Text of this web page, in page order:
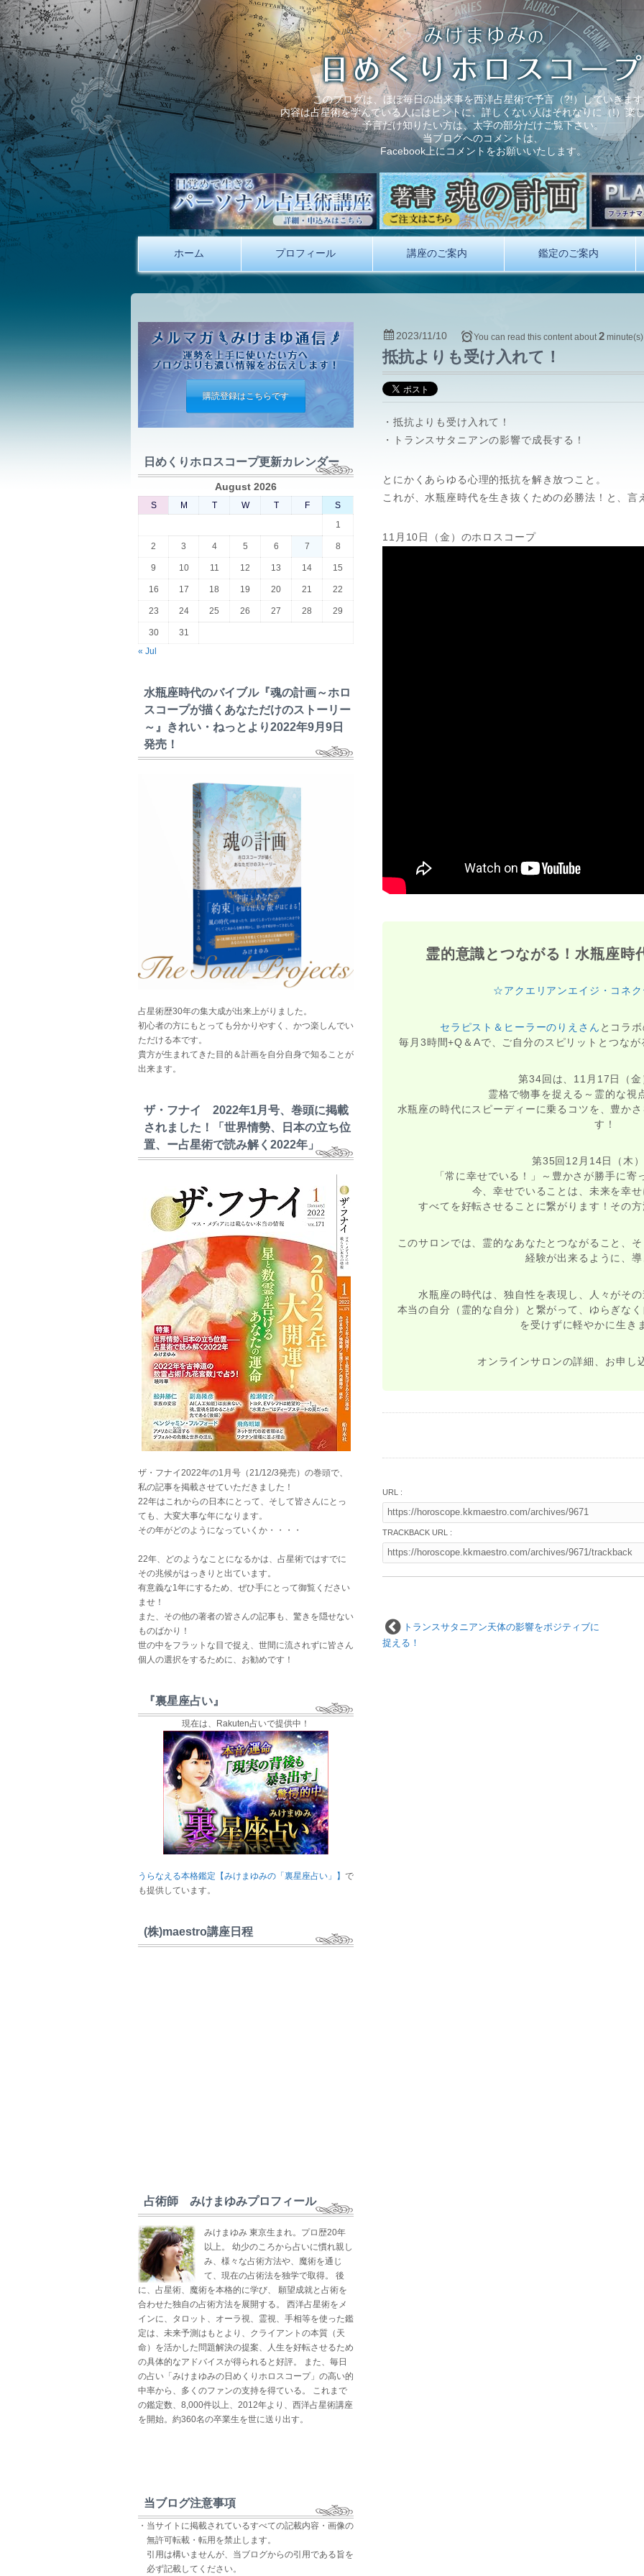
このブログは、ほぼ毎日の出来事を西洋占星術で予言（?!）していきま
内容は占星術を学んでいる人にはヒントに、詳しくない人はそれなりに（!）楽
予言だけ知りたい方は、太字の部分だけご覧下さい。
当ブログへのコメントは、
Facebook上にコメントをお願いいたします。
ホーム プロフィール 講座のご案内 鑑定のご案内
抵抗よりも受け入れて！
2023/11/10 You can read this content about2 minute(s)
・抵抗よりも受け入れて！
・トランスサタニアンの影響で成長する！
とにかくあらゆる心理的抵抗を解き放つこと。
これが、水瓶座時代を生き抜くための必勝法！と、言
11月10日（金）のホロスコープ
霊的意識とつながる！水瓶座時
☆アクエリアンエイジ・コネ
セラピスト＆ヒーラーのりえさん とコラ
毎月3時間+Q＆Aで、ご自分のスピリットとつな
第34回は、11月17日（金
霊格で物事を捉える～霊的な視
水瓶座の時代にスピーディーに乗るコツを、豊か
す！
第35回12月14日（木
「常に幸せでいる！」～豊かさが勝手に寄
今、幸せでいることは、未来を幸せ
すべてを好転させることに繋がります！その
このサロンでは、霊的なあなたとつながること、
経験が出来るように、導
水瓶座の時代は、独自性を表現し、人々がそ
本当の自分（霊的な自分）と繋がって、ゆらぎな
を受けずに軽やかに生き
オンラインサロンの詳細、お申し
URL :
TRACKBACK URL :
トランスサタニアン天体の影響をポジティブに
捉える！
購読登録はこちらです
日めくりホロスコープ更新カレンダー
August 2026
S M T W T F
S
1
2 3 4 5 6 7 8
9 10 11 12 13 14 15
16 17 18 19 20 21 22
23 24 25 26 27 28 29
30
31
« Jul
水瓶座時代のバイブル『魂の計画～ホロ
スコープが描くあなただけのストーリー
～』きれい・ねっとより2022年9月9日
発売！
占星術歴30年の集大成が出来上がりました。
初心者の方にもとっても分かりやすく、かつ楽しんでい
ただける本です。
貴方が生まれてきた目的＆計画を自分自身で知ることが
出来ます。
ザ・フナイ 2022年1月号、巻頭に掲載
されました！「世界情勢、日本の立ち位
置、ー占星術で読み解く2022年」
ザ・フナイ2022年の1月号（21/12/3発売）の巻頭で、
私の記事を掲載させていただきました！
22年はこれからの日本にとって、そして皆さんにとっ
ても、大変大事な年になります。
その年がどのようになっていくか・・・・
22年、どのようなことになるかは、占星術ではすでに
その兆候がはっきりと出ています。
有意義な1年にするため、ぜひ手にとって御覧ください
ませ！
また、その他の著者の皆さんの記事も、驚きを隠せない
ものばかり！
世の中をフラットな目で捉え、世間に流されずに皆さん
個人の選択をするために、お勧めです！
『裏星座占い』
現在は、Rakuten占いで提供中！
うらなえる本格鑑定【みけまゆみの「裏星座占い」】 で
も提供しています。
(株)maestro講座日程
占術師 みけまゆみプロフィール
みけまゆみ 東京生まれ。プロ歴20年
以上。 幼少のころから占いに慣れ親し
み、様々な占術方法や、魔術を通じ
て、現在の占術法を独学で取得。 後
に、占星術、魔術を本格的に学び、 願望成就と占術を
合わせた独自の占術方法を展開する。 西洋占星術をメ
インに、タロット、オーラ視、霊視、手相等を使った鑑
定は、未来予測はもとより、クライアントの本質（天
命）を活かした問題解決の提案、人生を好転させるため
の具体的なアドバイスが得られると好評。 また、毎日
の占い「みけまゆみの日めくりホロスコープ」の高い的
中率から、多くのファンの支持を得ている。 これまで
の鑑定数、8,000件以上、2012年より、西洋占星術講座
を開始。約360名の卒業生を世に送り出す。
当ブログ注意事項
・当サイトに掲載されているすべての記載内容・画像の
無許可転載・転用を禁止します。
引用は構いませんが、当ブログからの引用である旨を
必ず記載してください。